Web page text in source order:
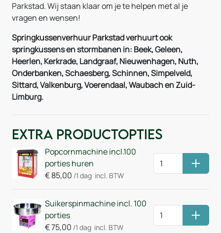
Parkstad. Wij staan klaar om je te helpen met al je
vragen en wensen!
Springkussenverhuur Parkstad verhuurt ook
springkussens en stormbanen in: Beek, Geleen,
Heerlen, Kerkrade, Landgraaf, Nieuwenhagen, Nuth,
Onderbanken, Schaesberg, Schinnen, Simpelveld,
Sittard, Valkenburg, Voerendaal, Waubach en Zuid-
Limburg.
Extra Productopties
Popcornmachine incl.100
porties huren
€85,00 /1 dag incl. BTW
Suikerspinmachine incl. 100
porties
€75,00 /1 dag incl. BTW